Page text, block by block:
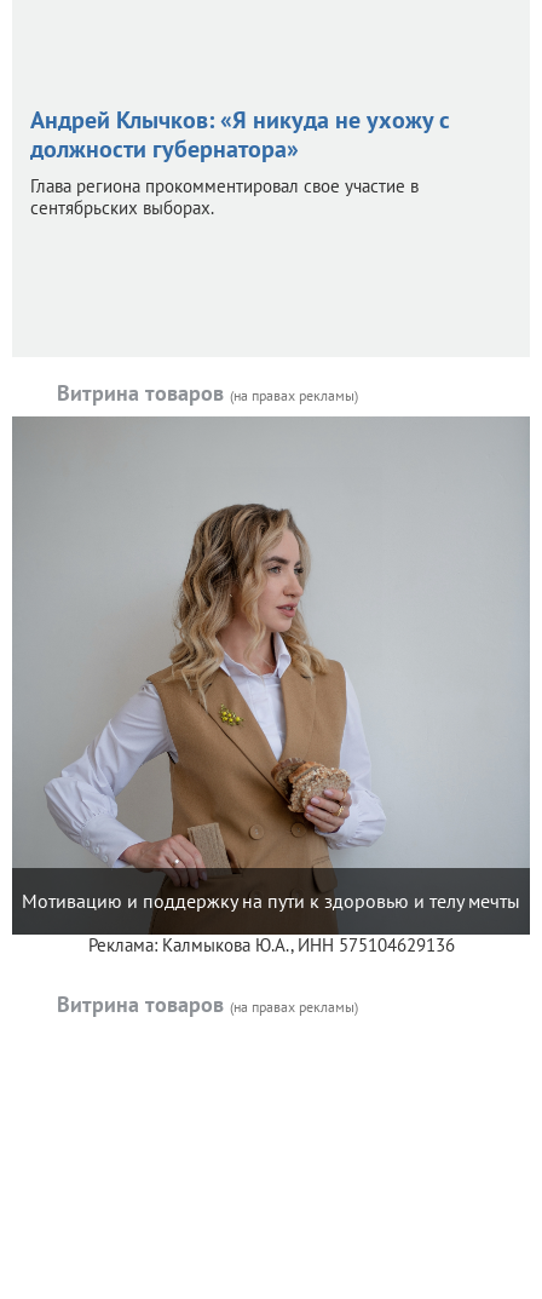
Андрей Клычков: «Я никуда не ухожу с
должности губернатора»
Глава региона прокомментировал свое участие в
сентябрьских выборах.
Витрина товаров (на правах рекламы)
Мотивацию и поддержку на пути к здоровью и телу мечты
Реклама: Калмыкова Ю.А., ИНН 575104629136
Витрина товаров (на правах рекламы)